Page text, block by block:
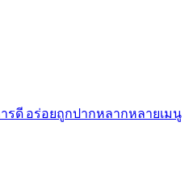
ดี อร่อยถูกปากหลากหลายเมนู